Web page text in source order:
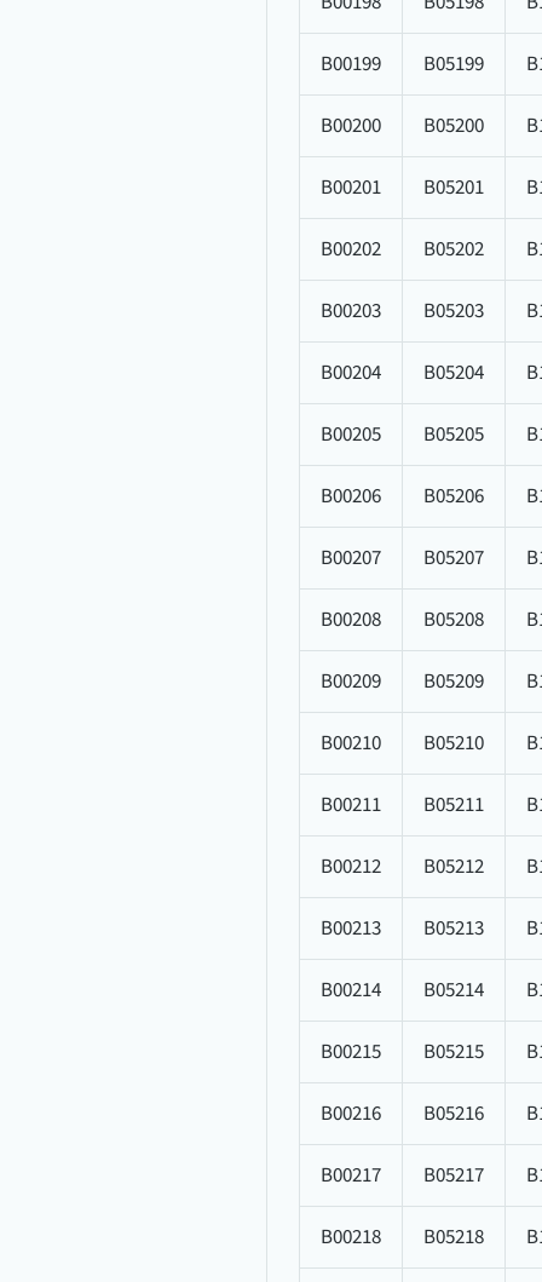
B00199 B05199
B00200 B05200
B00201 B05201
B00202 B05202
B00203 B05203
B00204 B05204
B00205 B05205
B00206 B05206
B00207 B05207
B00208 B05208
B00209 B05209
B00210 B05210
B00211 B05211
B00212 B05212
B00213 B05213
B00214 B05214
B00215 B05215
B00216 B05216
B00217 B05217
B00218 B05218